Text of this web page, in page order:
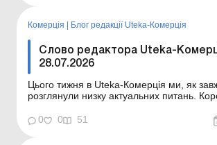
Комерція Блог редакції Uteka-Комерція
Слово редактора Uteka-
28.07.2026
Цього тижня в Uteka-Комерція ми, як
розглянули низку актуальних питань.
тижня в Uteka-Комерція. Шановні колеги!
ознайомлю вас із темами статей,
0 0 51